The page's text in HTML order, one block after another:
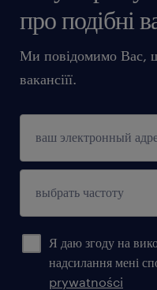
оформлення
підтримку нашого
етапі рекрутації
про подібні
Ми повідомимо Вас,
вакансіїї.
Я даю згоду на
надсилання мені
prywatności